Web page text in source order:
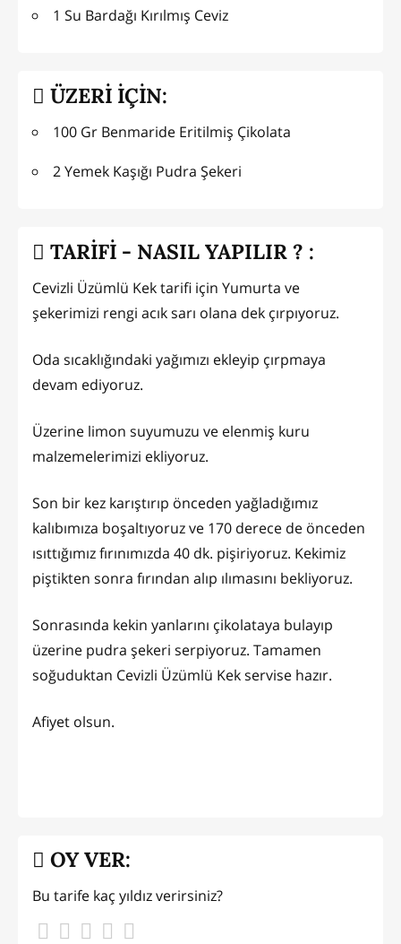
1 Su Bardağı Kırılmış Ceviz
ÜZERİ İÇİN:
100 Gr Benmaride Eritilmiş Çikolata
2 Yemek Kaşığı Pudra Şekeri
TARİFİ - NASIL YAPILIR ? :
Cevizli Üzümlü Kek tarifi için Yumurta ve
şekerimizi rengi acık sarı olana dek çırpıyoruz.
Oda sıcaklığındaki yağımızı ekleyip çırpmaya
devam ediyoruz.
Üzerine limon suyumuzu ve elenmiş kuru
malzemelerimizi ekliyoruz.
Son bir kez karıştırıp önceden yağladığımız
kalıbımıza boşaltıyoruz ve 170 derece de önceden
ısıttığımız fırınımızda 40 dk. pişiriyoruz. Kekimiz
piştikten sonra fırından alıp ılımasını bekliyoruz.
Sonrasında kekin yanlarını çikolataya bulayıp
üzerine pudra şekeri serpiyoruz. Tamamen
soğuduktan Cevizli Üzümlü Kek servise hazır.
Afiyet olsun.
OY VER:
Bu tarife kaç yıldız verirsiniz?